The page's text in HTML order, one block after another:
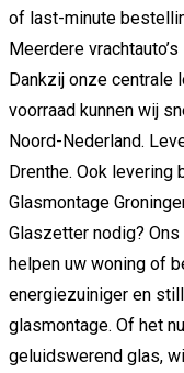
of last-minute
Meerdere
Dankzij onze centrale
voorraad kunnen wij
Noord-Nederland.
Drenthe. Ook levering
Glasmontage
Glaszetter nodig?
helpen uw woning of
energiezuiniger en
glasmontage. Of het
geluidswerend glas,